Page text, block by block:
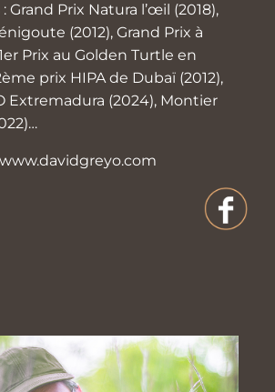
: Grand Prix Natura l’œil (2018),
(2012), Grand Prix à
Prix au Golden Turtle en
prix HIPA de Dubaï (2012),
Extremadura (2024), Montier
www.davidgreyo.com